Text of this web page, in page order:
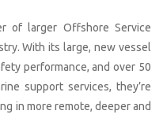
of larger Offshore Service
With its large, new vessel
performance, and over 50
support services, they’re
in more remote, deeper and